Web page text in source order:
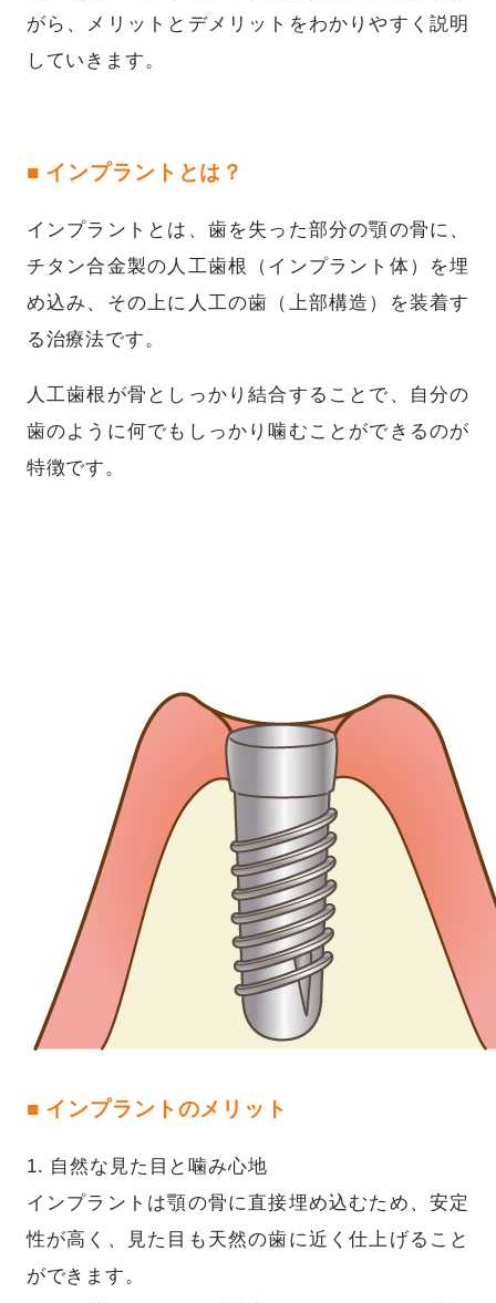
がら、メリットとデメリットをわかりやすく説明
していきます。
■ インプラントとは？
インプラントとは、歯を失った部分の顎の骨に、
チタン合金製の人工歯根（インプラント体）を埋
め込み、その上に人工の歯（上部構造）を装着す
る治療法です。
人工歯根が骨としっかり結合することで、自分の
歯のように何でもしっかり噛むことができるのが
特徴です。
■ インプラントのメリット
1. 自然な見た目と噛み心地
インプラントは顎の骨に直接埋め込むため、安定
性が高く、見た目も天然の歯に近く仕上げること
ができます。